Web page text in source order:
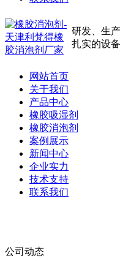
研发、生
扎实的设
网站首页
关于我们
产品中心
橡胶吸湿剂
橡胶消泡剂
案例展示
新闻中心
企业实力
技术支持
联系我们
公司动态